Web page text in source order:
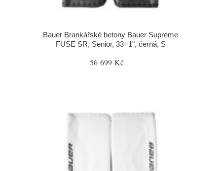
Bauer Brankářské betony Bauer Supreme
FUSE SR, Senior, 33+1", černá, S
56 699 Kč